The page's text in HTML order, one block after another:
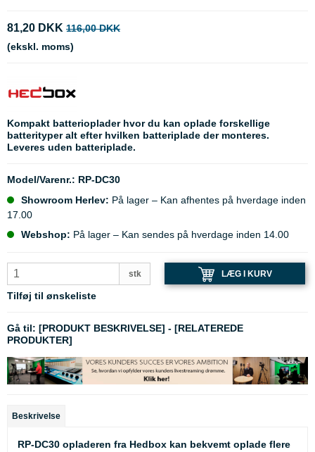
81,20 DKK 116,00 DKK
(ekskl. moms)
Kompakt batterioplader hvor du kan oplade forskellige
batterityper alt efter hvilken batteriplade der monteres.
Leveres uden batteriplade.
Model/Varenr.: RP-DC30
Showroom Herlev: På lager – Kan afhentes på hverdage inden
17.00
Webshop: På lager – Kan sendes på hverdage inden 14.00
stk LÆG I KURV
Tilføj til ønskeliste
Gå til: [PRODUKT BESKRIVELSE] - [RELATEREDE
PRODUKTER]
Beskrivelse
RP-DC30 opladeren fra Hedbox kan bekvemt oplade flere